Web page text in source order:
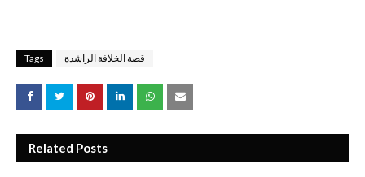
Tags قصة الخلافة الراشدة
Related Posts